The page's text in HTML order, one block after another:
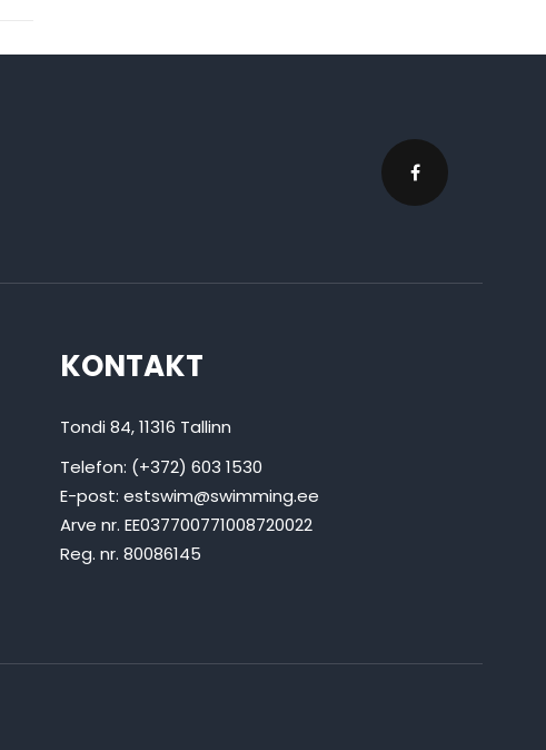
KONTAKT
Tondi 84, 11316 Tallinn
Telefon: (+372) 603 1530
E-post: estswim@swimming.ee
Arve nr. EE037700771008720022
Reg. nr. 80086145